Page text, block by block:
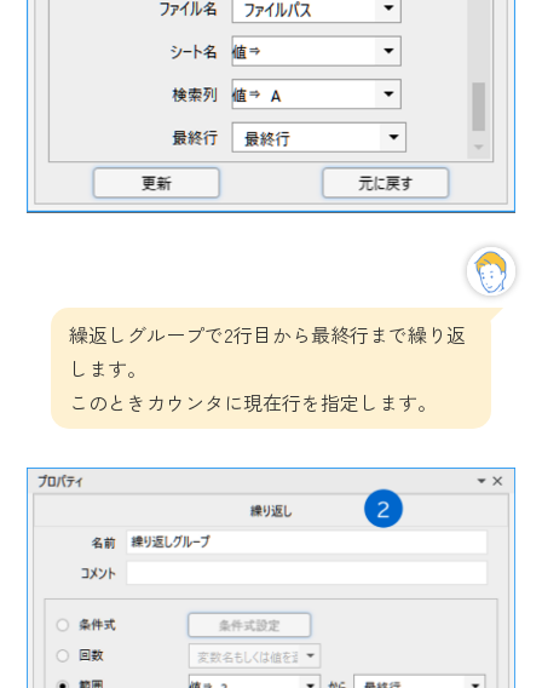
繰返しグループで2行目から最終行まで繰り返
します。
このときカウンタに現在行を指定します。